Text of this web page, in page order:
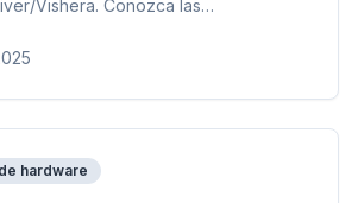
Vishera. Conozca las
hardware